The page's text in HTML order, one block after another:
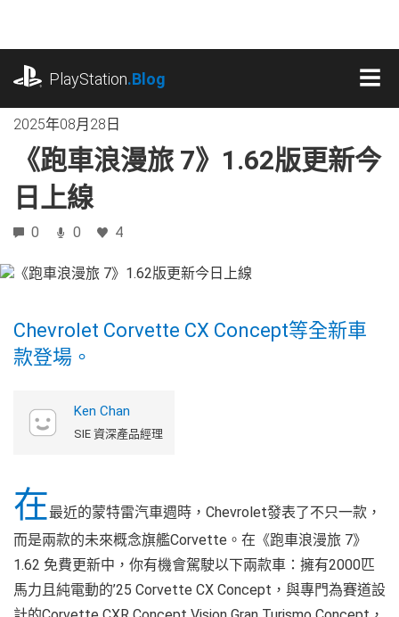
內
PlayStation.Blog
2025年08月28日
《跑車浪漫旅 7》1.62版更新今
日上線
0 0 4
Chevrolet Corvette CX Concept等全新車
款登場。
Ken Chan
SIE 資深產品經理
在最近的蒙特雷汽車週時，Chevrolet發表了不只一款，
而是兩款的未來概念旗艦Corvette。在《跑車浪漫旅 7》
1.62 免費更新中，你有機會駕駛以下兩款車：擁有2000匹
馬力且純電動的’25 Corvette CX Concept，與專門為賽道設